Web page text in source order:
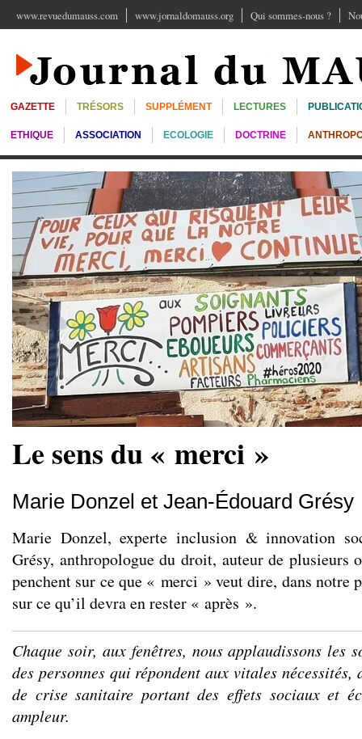
www.revuedumauss.com www.jornaldomauss.org Qui sommes-nous ?
GAZETTE TRÉSORS SUPPLÉMENT LECTURES
ETHIQUE ASSOCIATION ECOLOGIE DOCTRINE
Le sens du « merci »
Marie Donzel et Jean-Édouard Grésy
Marie Donzel, experte inclusion & innovation
Grésy, anthropologue du droit, auteur de plusieurs
penchent sur ce que « merci » veut dire, dans notre
sur ce qu’il devra en rester « après ».
Chaque soir, aux fenêtres, nous applaudissons les
des personnes qui répondent aux vitales nécessités,
de crise sanitaire portant des effets sociaux et
ampleur.